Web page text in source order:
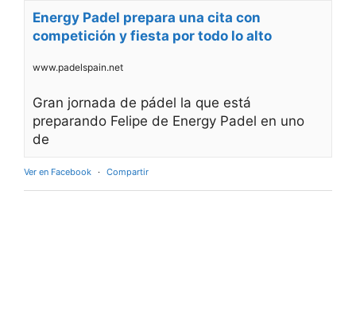
Energy Padel prepara una cita con
competición y fiesta por todo lo alto
www.padelspain.net
Gran jornada de pádel la que está
preparando Felipe de Energy Padel en uno
de
Ver en Facebook · Compartir